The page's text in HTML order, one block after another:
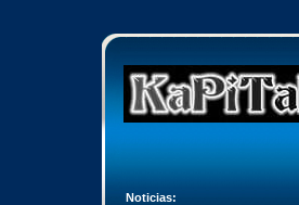
Noticias: